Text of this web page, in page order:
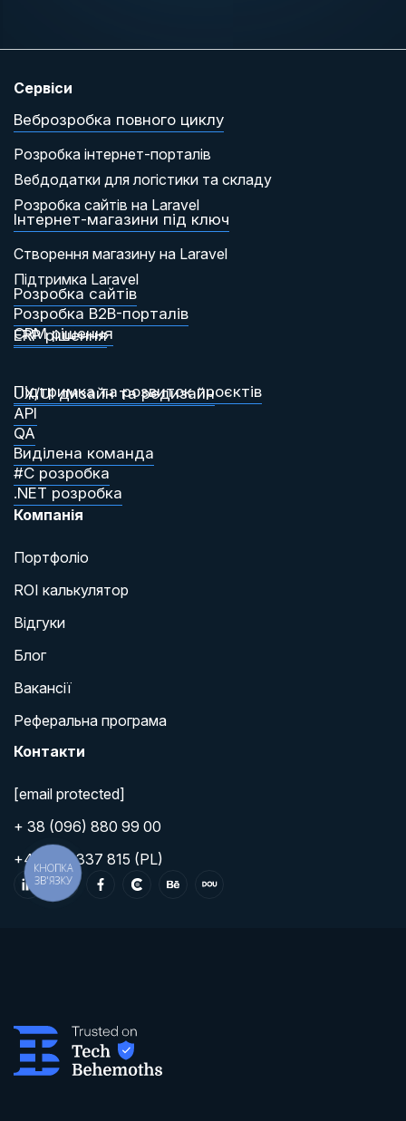
Сервіси
Веброзробка повного циклу
Розробка інтернет-порталів
Вебдодатки для логістики та складу
Розробка сайтів на Laravel
Інтернет-магазини під ключ
Створення магазину на Laravel
Підтримка Laravel
Розробка сайтів
Розробка B2B-порталів
CRM рішення
Підтримка та розвиток проєктів
ERP рішення
UX/UI дизайн та редизайн
API
QA
Виділена команда
#C розробка
.NET розробка
Компанія
Портфоліо
ROI калькулятор
Відгуки
Блог
Вакансії
Реферальна програма
Контакти
[email protected]
+ 38 (096) 880 99 00
+48 570 337 815 (PL)
КНОПКА
ЗВ'ЯЗКУ